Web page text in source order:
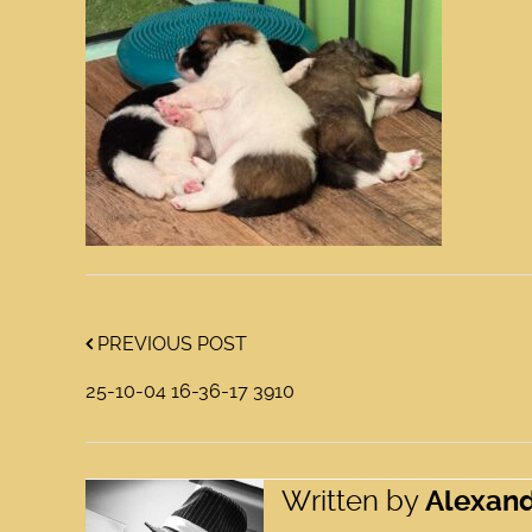
PREVIOUS POST
25-10-04 16-36-17 3910
Written by